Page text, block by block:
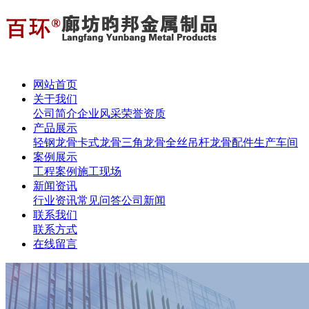
网站首页
关于我们
公司简介企业风采荣誉资质
产品展示
轻钢龙骨卡式龙骨三角龙骨全丝吊杆龙骨配件生产车间
案例展示
工程案例施工现场
新闻资讯
行业资讯常见问答公司新闻
联系我们
联系方式
在线留言